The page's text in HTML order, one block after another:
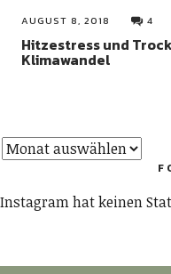
AUGUST 8, 2018 4
Hitzestress und
Klimawandel
Instagram hat keinen